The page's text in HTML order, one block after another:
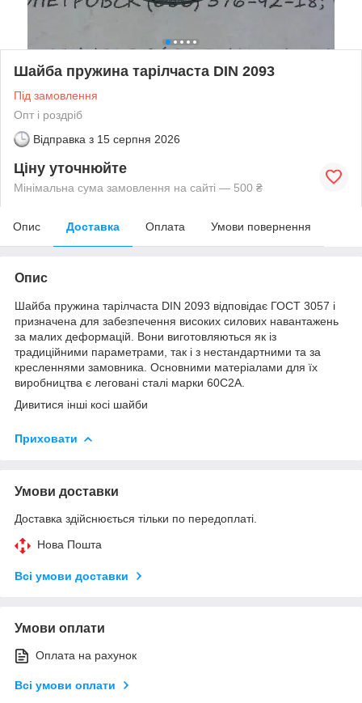
Шайба пружина тарілчаста DIN 2093
Під замовлення
Опт і роздріб
Відправка з 15 серпня 2026
Ціну уточнюйте
Мінімальна сума замовлення на сайті — 500 ₴
Опис Доставка Оплата Умови повернення
Опис
Шайба пружина тарілчаста DIN 2093 відповідає ГОСТ 3057 і
призначена для забезпечення високих силових навантажень
за малих деформацій. Вони виготовляються як із
традиційними параметрами, так і з нестандартними та за
кресленнями замовника. Основними матеріалами для їх
виробництва є леговані сталі марки 60С2А.
Дивитися інші косі шайби
Приховати
Умови доставки
Доставка здійснюється тільки по передоплаті.
Нова Пошта
Всі умови доставки
Умови оплати
Оплата на рахунок
Всі умови оплати